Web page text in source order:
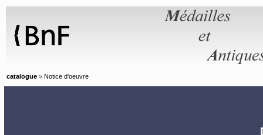
catalogue > Notice d'oeuvre